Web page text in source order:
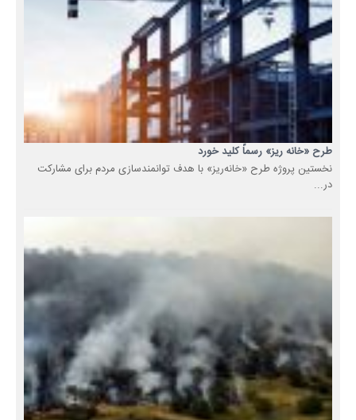
طرح «خانه ریز» رسماً کلید خورد
نخستین پروژه طرح «خانه‌ریز» با هدف توانمندسازی مردم برای مشارکت
در...